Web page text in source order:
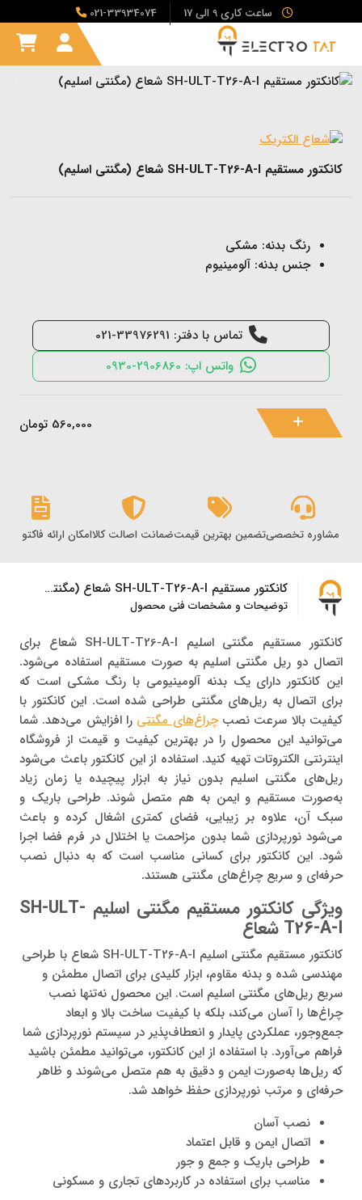
ساعت کاری 9 الی 17 021-33934074
کانکتور مستقیم SH-ULT-T26-A-I شعاع (مگنتی اسلیم)
رنگ بدنه: مشکی
جنس بدنه: آلومینیوم
تماس با دفتر: 33976291-021
واتس اپ: 2906860-0930
560,000 تومان
مشاوره تخصصیتضمین بهترین قیمتضمانت اصالت کالاامکان ارائه فاکتور
کانکتور مستقیم SH-ULT-T26-A-I شعاع (مگنتی اسلیم)
توضیحات و مشخصات فنی محصول
کانکتور مستقیم مگنتی اسلیم SH-ULT-T26-A-I شعاع برای
اتصال دو ریل مگنتی اسلیم به صورت مستقیم استفاده می‌شود.
این کانکتور دارای یک بدنه آلومینیومی با رنگ مشکی است که
برای اتصال به ریل‌های مگنتی طراحی شده است. این کانکتور با
کیفیت بالا سرعت نصبچراغ‌های مگنتی را افزایش می‌دهد. شما
می‌توانید این محصول را در بهترین کیفیت و قیمت از فروشگاه
اینترنتی الکتروتات تهیه کنید. استفاده از این کانکتور باعث می‌شود
ریل‌های مگنتی اسلیم بدون نیاز به ابزار پیچیده یا زمان زیاد
به‌صورت مستقیم و ایمن به هم متصل شوند. طراحی باریک و
سبک آن، علاوه بر زیبایی، فضای کمتری اشغال کرده و باعث
می‌شود نورپردازی شما بدون مزاحمت یا اختلال در فرم فضا اجرا
شود. این کانکتور برای کسانی مناسب است که به دنبال نصب
حرفه‌ای و سریع چراغ‌های مگنتی هستند.
ویژگی‌ کانکتور مستقیم مگنتی اسلیم SH-ULT-
T26-A-I شعاع
کانکتور مستقیم مگنتی اسلیم SH-ULT-T26-A-I شعاع با طراحی
مهندسی شده و بدنه مقاوم، ابزار کلیدی برای اتصال مطمئن و
سریع ریل‌های مگنتی اسلیم است. این محصول نه‌تنها نصب
چراغ‌ها را آسان می‌کند، بلکه با کیفیت ساخت بالا و ابعاد
جمع‌وجور، عملکردی پایدار و انعطاف‌پذیر در سیستم نورپردازی شما
فراهم می‌آورد. با استفاده از این کانکتور، می‌توانید مطمئن باشید
که ریل‌ها به‌صورت ایمن و دقیق به هم متصل می‌شوند و ظاهر
حرفه‌ای و مرتب نورپردازی حفظ خواهد شد.
نصب آسان
اتصال ایمن و قابل اعتماد
طراحی باریک و جمع و جور
مناسب برای استفاده در کاربردهای تجاری و مسکونی